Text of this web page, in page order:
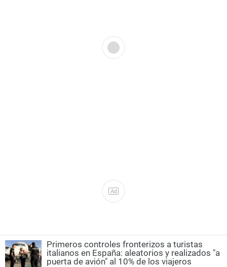
Ad
Primeros controles fronterizos a turistas
italianos en España: aleatorios y realizados "a
puerta de avión" al 10% de los viajeros